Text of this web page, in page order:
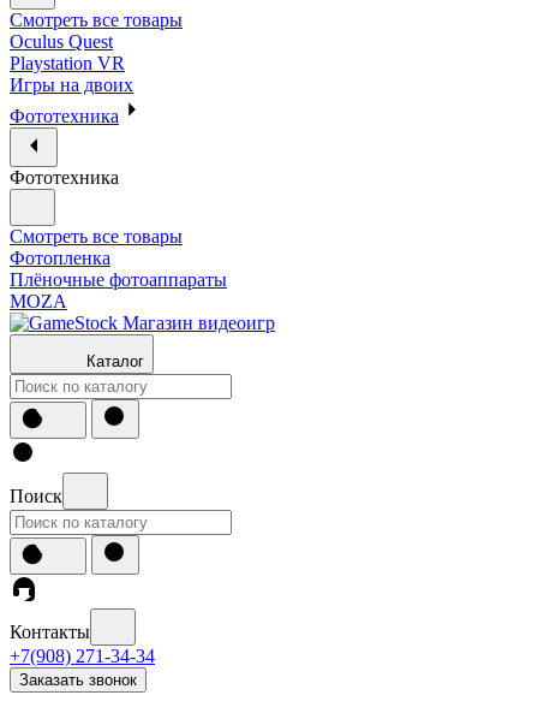
Смотреть все товары
Oculus Quest
Playstation VR
Игры на двоих
Фототехника
Фототехника
Смотреть все товары
Фотопленка
Плёночные фотоаппараты
MOZA
Каталог
Поиск
Контакты
+7(908) 271-34-34
Заказать звонок